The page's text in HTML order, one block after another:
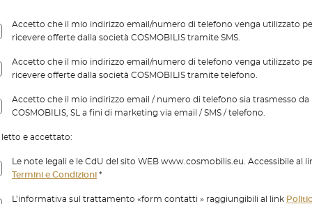
Accetto che il mio indirizzo email/numero di telefono venga utilizzato
ricevere offerte dalla società COSMOBILIS tramite SMS.
Accetto che il mio indirizzo email/numero di telefono venga utilizzato
ricevere offerte dalla società COSMOBILIS tramite telefono.
Accetto che il mio indirizzo email / numero di telefono sia trasmesso da
COSMOBILIS, SL a fini di marketing via email / SMS / telefono.
letto e accettato:
Le note legali e le CdU del sito WEB www.cosmobilis.eu. Accessibile al
Termini e Condizioni *
L’informativa sul trattamento «form contatti » raggiungibili al link